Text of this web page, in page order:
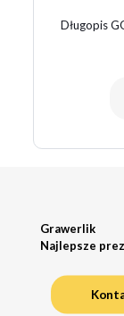
Długopis
Grawerlik
Najlepsze